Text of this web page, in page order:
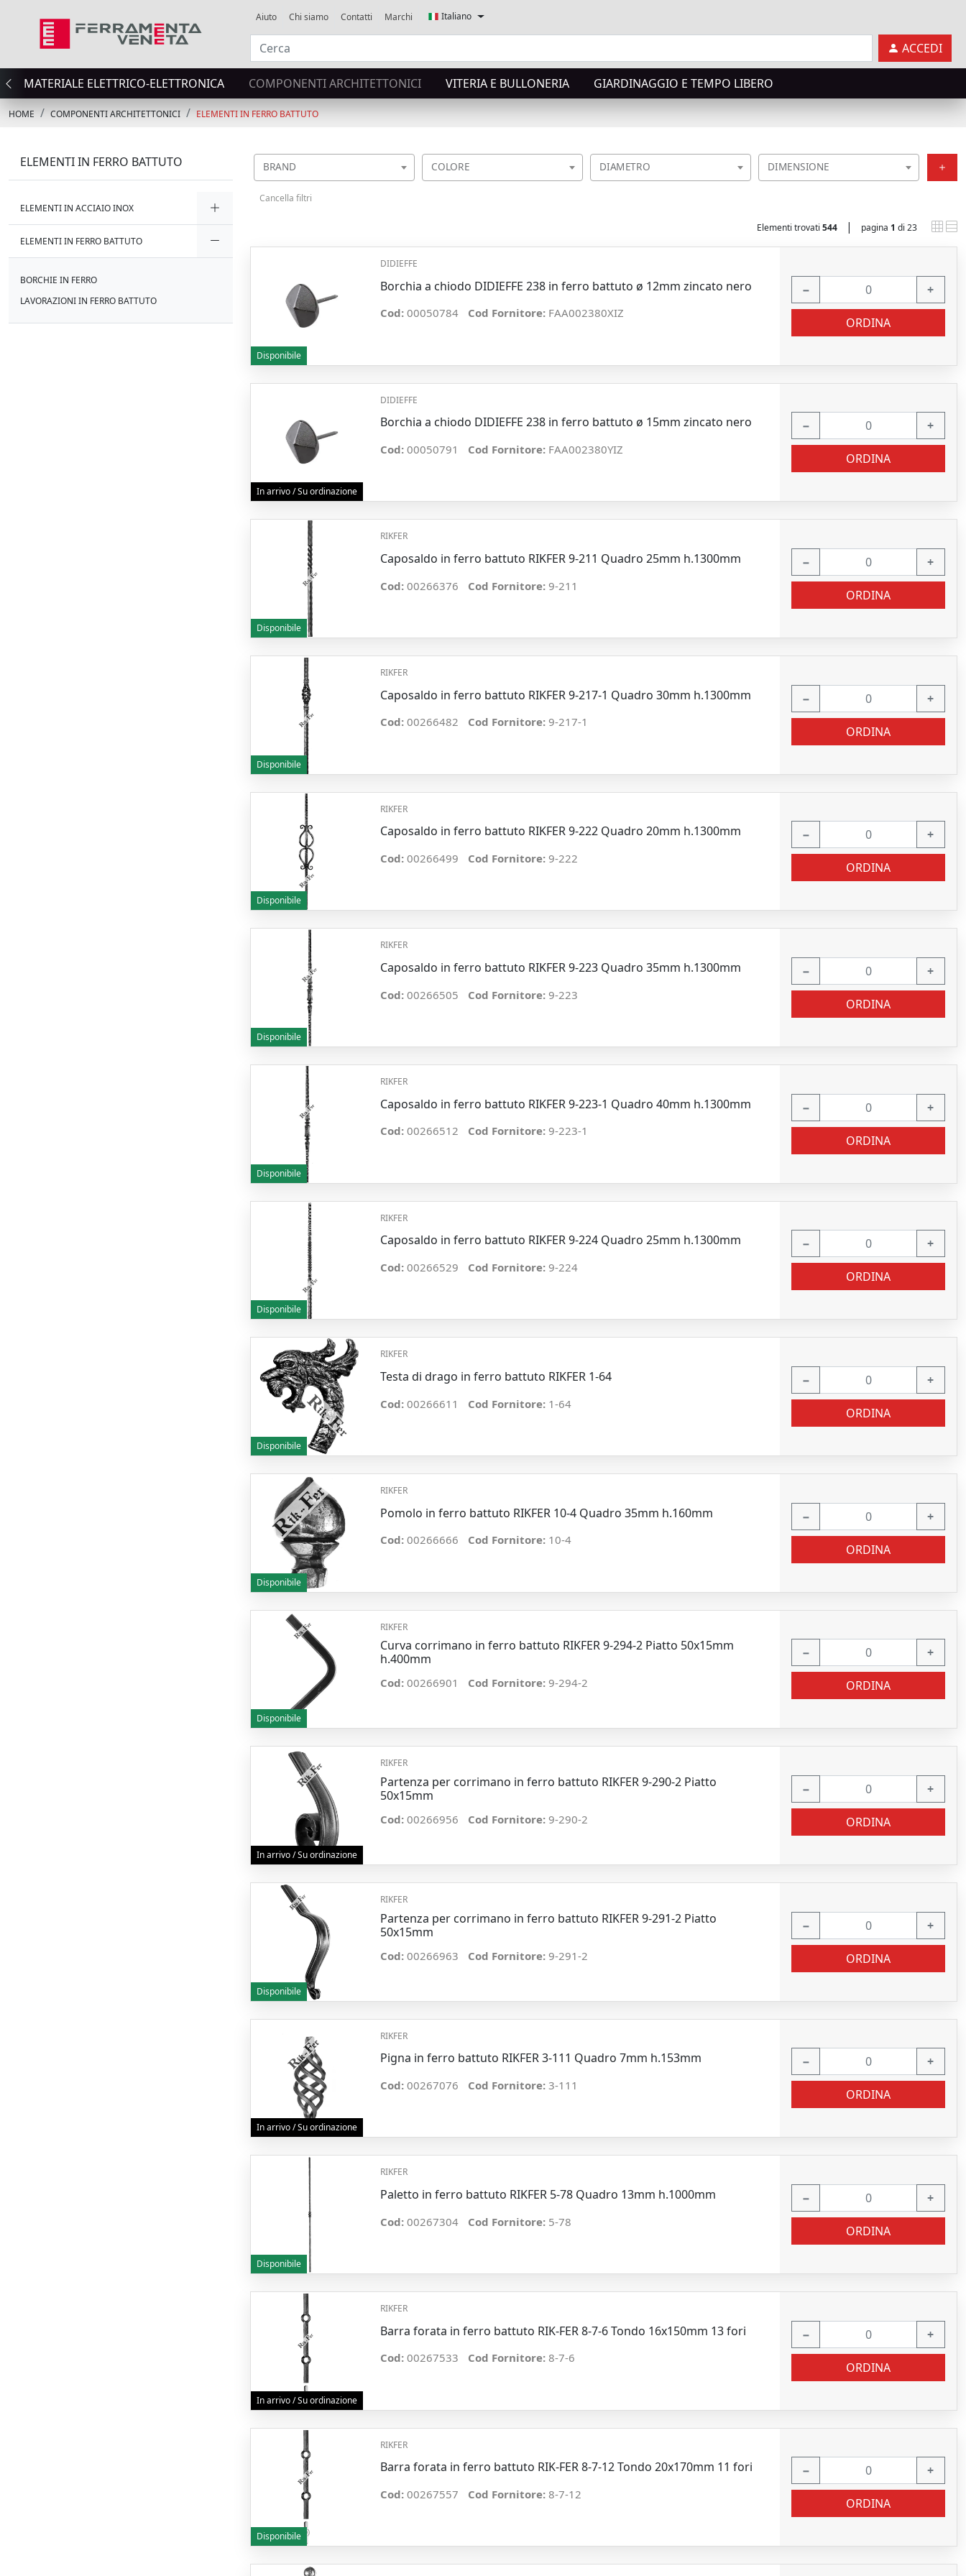
Aiuto Chi siamo Contatti Marchi Italiano
ACCEDI
MATERIALE ELETTRICO-ELETTRONICA COMPONENTI ARCHITETTONICI VITERIA E BULLONERIA GIARDINAGGIO E TEMPO LIBERO
HOME COMPONENTI ARCHITETTONICI ELEMENTI IN FERRO BATTUTO
ELEMENTI IN FERRO BATTUTO
ELEMENTI IN ACCIAIO INOX
ELEMENTI IN FERRO BATTUTO
BORCHIE IN FERRO
LAVORAZIONI IN FERRO BATTUTO
BRAND COLORE DIAMETRO DIMENSIONE
Cancella filtri
Elementi trovati 544 | pagina 1 di 23
Disponibile
DIDIEFFE
Borchia a chiodo DIDIEFFE 238 in ferro battuto ø 12mm zincato nero
Cod: 00050784 Cod Fornitore: FAA002380XIZ
− +
ORDINA
In arrivo / Su ordinazione
DIDIEFFE
Borchia a chiodo DIDIEFFE 238 in ferro battuto ø 15mm zincato nero
Cod: 00050791 Cod Fornitore: FAA002380YIZ
− +
ORDINA
Disponibile
RIKFER
Caposaldo in ferro battuto RIKFER 9-211 Quadro 25mm h.1300mm
Cod: 00266376 Cod Fornitore: 9-211
− +
ORDINA
Disponibile
RIKFER
Caposaldo in ferro battuto RIKFER 9-217-1 Quadro 30mm h.1300mm
Cod: 00266482 Cod Fornitore: 9-217-1
− +
ORDINA
Disponibile
RIKFER
Caposaldo in ferro battuto RIKFER 9-222 Quadro 20mm h.1300mm
Cod: 00266499 Cod Fornitore: 9-222
− +
ORDINA
Disponibile
RIKFER
Caposaldo in ferro battuto RIKFER 9-223 Quadro 35mm h.1300mm
Cod: 00266505 Cod Fornitore: 9-223
− +
ORDINA
Disponibile
RIKFER
Caposaldo in ferro battuto RIKFER 9-223-1 Quadro 40mm h.1300mm
Cod: 00266512 Cod Fornitore: 9-223-1
− +
ORDINA
Disponibile
RIKFER
Caposaldo in ferro battuto RIKFER 9-224 Quadro 25mm h.1300mm
Cod: 00266529 Cod Fornitore: 9-224
− +
ORDINA
Disponibile
RIKFER
Testa di drago in ferro battuto RIKFER 1-64
Cod: 00266611 Cod Fornitore: 1-64
− +
ORDINA
Disponibile
RIKFER
Pomolo in ferro battuto RIKFER 10-4 Quadro 35mm h.160mm
Cod: 00266666 Cod Fornitore: 10-4
− +
ORDINA
Disponibile
RIKFER
Curva corrimano in ferro battuto RIKFER 9-294-2 Piatto 50x15mm
h.400mm
Cod: 00266901 Cod Fornitore: 9-294-2
− +
ORDINA
In arrivo / Su ordinazione
RIKFER
Partenza per corrimano in ferro battuto RIKFER 9-290-2 Piatto
50x15mm
Cod: 00266956 Cod Fornitore: 9-290-2
− +
ORDINA
Disponibile
RIKFER
Partenza per corrimano in ferro battuto RIKFER 9-291-2 Piatto
50x15mm
Cod: 00266963 Cod Fornitore: 9-291-2
− +
ORDINA
In arrivo / Su ordinazione
RIKFER
Pigna in ferro battuto RIKFER 3-111 Quadro 7mm h.153mm
Cod: 00267076 Cod Fornitore: 3-111
− +
ORDINA
Disponibile
RIKFER
Paletto in ferro battuto RIKFER 5-78 Quadro 13mm h.1000mm
Cod: 00267304 Cod Fornitore: 5-78
− +
ORDINA
In arrivo / Su ordinazione
RIKFER
Barra forata in ferro battuto RIK-FER 8-7-6 Tondo 16x150mm 13 fori
Cod: 00267533 Cod Fornitore: 8-7-6
− +
ORDINA
Disponibile
RIKFER
Barra forata in ferro battuto RIK-FER 8-7-12 Tondo 20x170mm 11 fori
Cod: 00267557 Cod Fornitore: 8-7-12
− +
ORDINA